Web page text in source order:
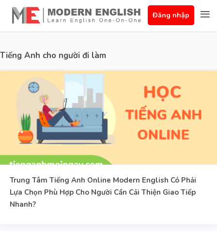
Đăng nhập
Tiếng Anh cho người đi làm
Trung Tâm Tiếng Anh Online Modern English Có Phải
Lựa Chọn Phù Hợp Cho Người Cần Cải Thiện Giao Tiếp
Nhanh?